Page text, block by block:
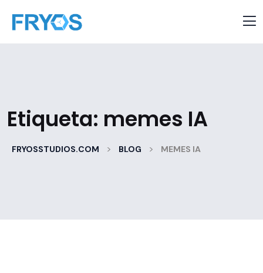
Etiqueta: memes IA
FRYOSSTUDIOS.COM > BLOG > MEMES IA